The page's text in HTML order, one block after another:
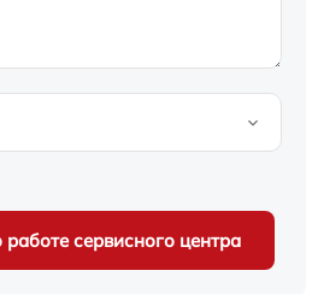
сервисного центра